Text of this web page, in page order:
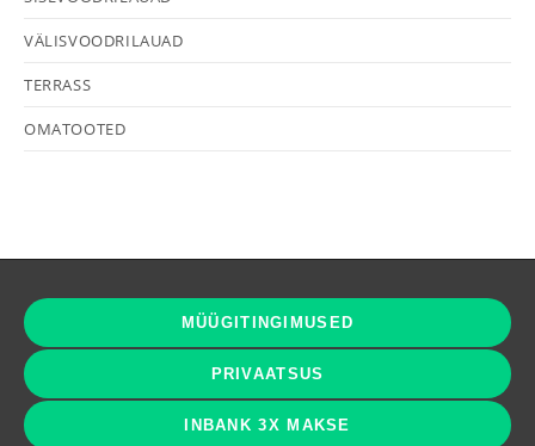
VÄLISVOODRILAUAD
TERRASS
OMATOOTED
MÜÜGITINGIMUSED
PRIVAATSUS
INBANK 3X MAKSE